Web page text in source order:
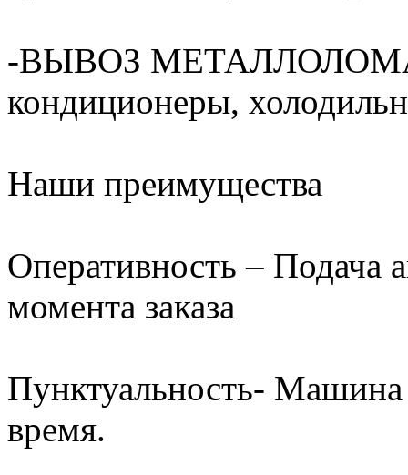
-ВЫВОЗ
кондиционеры,
Наши преимущества
Оперативность – Подача
момента заказа
Пунктуальность- Машина
время.